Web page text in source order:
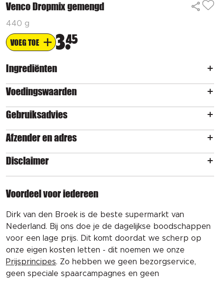
Venco Dropmix gemengd
440 g
VOEG TOE 345
Ingrediënten
Voedingswaarden
Gebruiksadvies
Afzender en adres
Disclaimer
Voordeel voor iedereen
Dirk van den Broek is de beste supermarkt van
Nederland. Bij ons doe je de dagelijkse boodschappen
voor een lage prijs. Dit komt doordat we scherp op
onze eigen kosten letten - dit noemen we onze
Prijsprincipes. Zo hebben we geen bezorgservice,
geen speciale spaarcampagnes en geen